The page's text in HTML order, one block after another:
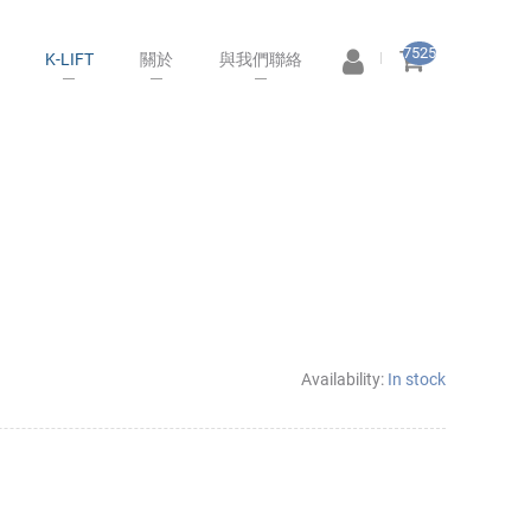
7525
K-LIFT 關於 與我們聯絡
Availability: In stock